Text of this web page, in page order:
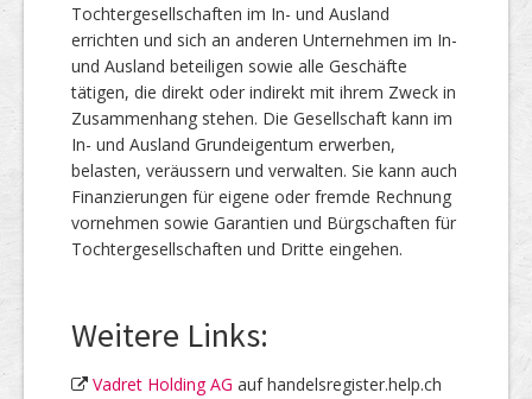
Tochtergesellschaften im In- und Ausland
errichten und sich an anderen Unternehmen im In-
und Ausland beteiligen sowie alle Geschäfte
tätigen, die direkt oder indirekt mit ihrem Zweck in
Zusammenhang stehen. Die Gesellschaft kann im
In- und Ausland Grundeigentum erwerben,
belasten, veräussern und verwalten. Sie kann auch
Finanzierungen für eigene oder fremde Rechnung
vornehmen sowie Garantien und Bürgschaften für
Tochtergesellschaften und Dritte eingehen.
Weitere Links:
Vadret Holding AG auf handelsregister.help.ch